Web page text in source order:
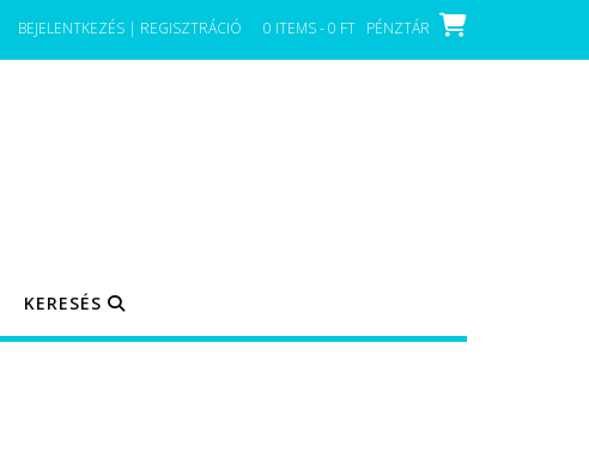
BEJELENTKEZÉS | REGISZTRÁCIÓ 0 ITEMS - 0 FT PÉNZTÁR
KERESÉS